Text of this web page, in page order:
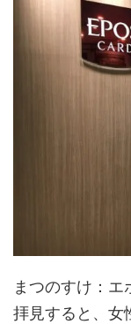
まつのすけ ：
拝見すると、女